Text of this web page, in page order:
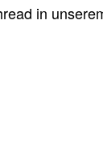
in